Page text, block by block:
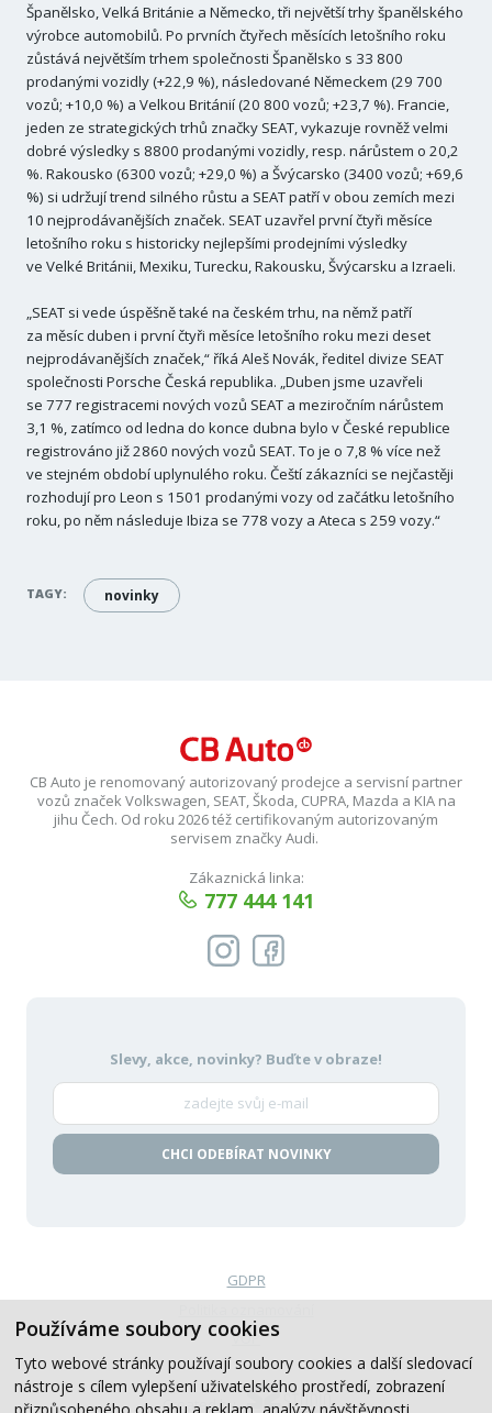
Používáme soubory cookies
Tyto webové stránky používají soubory cookies a další sledovací
nástroje s cílem vylepšení uživatelského prostředí, zobrazení
Španělsko, Velká Británie a Německo, tři největší trhy španělského
výrobce automobilů. Po prvních čtyřech měsících letošního roku
zůstává největším trhem společnosti Španělsko s 33 800
prodanými vozidly (+22,9 %), následované Německem (29 700
vozů; +10,0 %) a Velkou Británií (20 800 vozů; +23,7 %). Francie,
jeden ze strategických trhů značky SEAT, vykazuje rovněž velmi
dobré výsledky s 8800 prodanými vozidly, resp. nárůstem o 20,2
%. Rakousko (6300 vozů; +29,0 %) a Švýcarsko (3400 vozů; +69,6
%) si udržují trend silného růstu a SEAT patří v obou zemích mezi
10 nejprodávanějších značek. SEAT uzavřel první čtyři měsíce
letošního roku s historicky nejlepšími prodejními výsledky
ve Velké Británii, Mexiku, Turecku, Rakousku, Švýcarsku a Izraeli.
„SEAT si vede úspěšně také na českém trhu, na němž patří
za měsíc duben i první čtyři měsíce letošního roku mezi deset
nejprodávanějších značek,“ říká Aleš Novák, ředitel divize SEAT
společnosti Porsche Česká republika. „Duben jsme uzavřeli
se 777 registracemi nových vozů SEAT a meziročním nárůstem
3,1 %, zatímco od ledna do konce dubna bylo v České republice
registrováno již 2860 nových vozů SEAT. To je o 7,8 % více než
ve stejném období uplynulého roku. Čeští zákazníci se nejčastěji
rozhodují pro Leon s 1501 prodanými vozy od začátku letošního
roku, po něm následuje Ibiza se 778 vozy a Ateca s 259 vozy.“
TAGY: novinky
CB Auto je renomovaný autorizovaný prodejce a servisní partner
vozů značek Volkswagen, SEAT, Škoda, CUPRA, Mazda a KIA na
jihu Čech. Od roku 2026 též certifikovaným autorizovaným
servisem značky Audi.
Zákaznická linka:
777 444 141
Slevy, akce, novinky? Buďte v obraze!
CHCI ODEBÍRAT NOVINKY
GDPR
VOP
Created by